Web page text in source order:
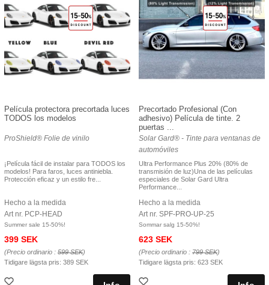
Película protectora precortada luces
TODOS los modelos
ProShield® Folie de vinilo
¡Película fácil de instalar para TODOS los
modelos! Para faros, luces antiniebla.
Protección eficaz y un estilo fre...
Hecho a la medida
Art nr. PCP-HEAD
Summer sale 15-50%!
399 SEK
(Precio ordinario : 599 SEK)
Tidigare lägsta pris: 389 SEK
Precortado Profesional (Con
adhesivo) Película de tinte. 2
puertas ...
Solar Gard® - Tinte para ventanas de
automóviles
Ultra Performance Plus 20% (80% de
transmisión de luz)Una de las películas
especiales de Solar Gard Ultra
Performance...
Hecho a la medida
Art nr. SPF-PRO-UP-25
Sommar salg 15-50%!
623 SEK
(Precio ordinario : 799 SEK)
Tidigare lägsta pris: 623 SEK